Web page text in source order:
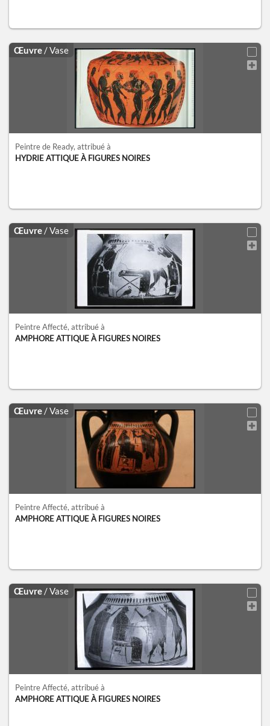
Œuvre / Vase
Peintre de Ready, attribué à
HYDRIE ATTIQUE À FIGURES NOIRES
Œuvre / Vase
Peintre Affecté, attribué à
AMPHORE ATTIQUE À FIGURES NOIRES
Œuvre / Vase
Peintre Affecté, attribué à
AMPHORE ATTIQUE À FIGURES NOIRES
Œuvre / Vase
Peintre Affecté, attribué à
AMPHORE ATTIQUE À FIGURES NOIRES